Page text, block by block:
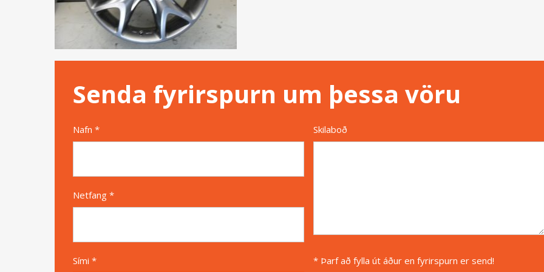
Senda fyrirspurn um þessa vöru
Nafn *
Netfang *
Sími *
Skilaboð
* Þarf að fylla út áður en fyrirspurn er send!